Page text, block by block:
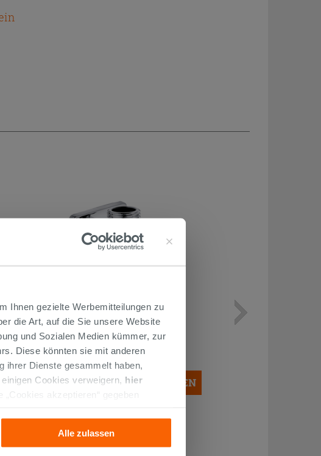
Ihnen gezielte Werbemitteilungen zu
die Art, auf die Sie unsere Website
und Sozialen Medien kümmer, zur
Diese könnten sie mit anderen
ihrer Dienste gesammelt haben,
Cookies verweigern, hier
akzeptieren“ gegeben
Alle zulassen
WASSERHAHN ZUR MONTAGE
UNTER DEM WASCHBECKEN
QUADRATISCH CHROM
14,90 € /STK.
IN DEN WARENKORB LEGEN